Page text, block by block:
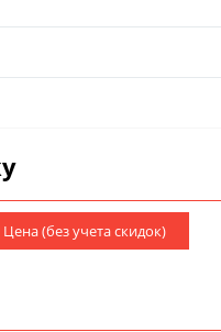
Цена (без учета скидок)